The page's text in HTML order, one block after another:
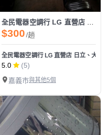
全民電器空調行 LG 直營店 日立、大金、奇美、惠而浦、三菱重工、格力、優必洗 冷氣維修保
$300/趟
全民電器空調行 LG 直營店 日立、大金
5.0
(5)
嘉義市與其他5個